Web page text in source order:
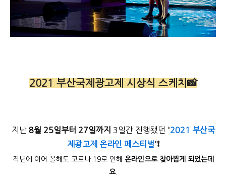
2021 부산국제광고제 시상식 스케치📸
지난8월 25일부터 27일까지 3일간 진행됐던 '2021 부산국
제광고제 온라인 페스티벌'❗
작년에 이어 올해도 코로나 19로 인해 온라인으로 찾아뵙게 되었는데
요.